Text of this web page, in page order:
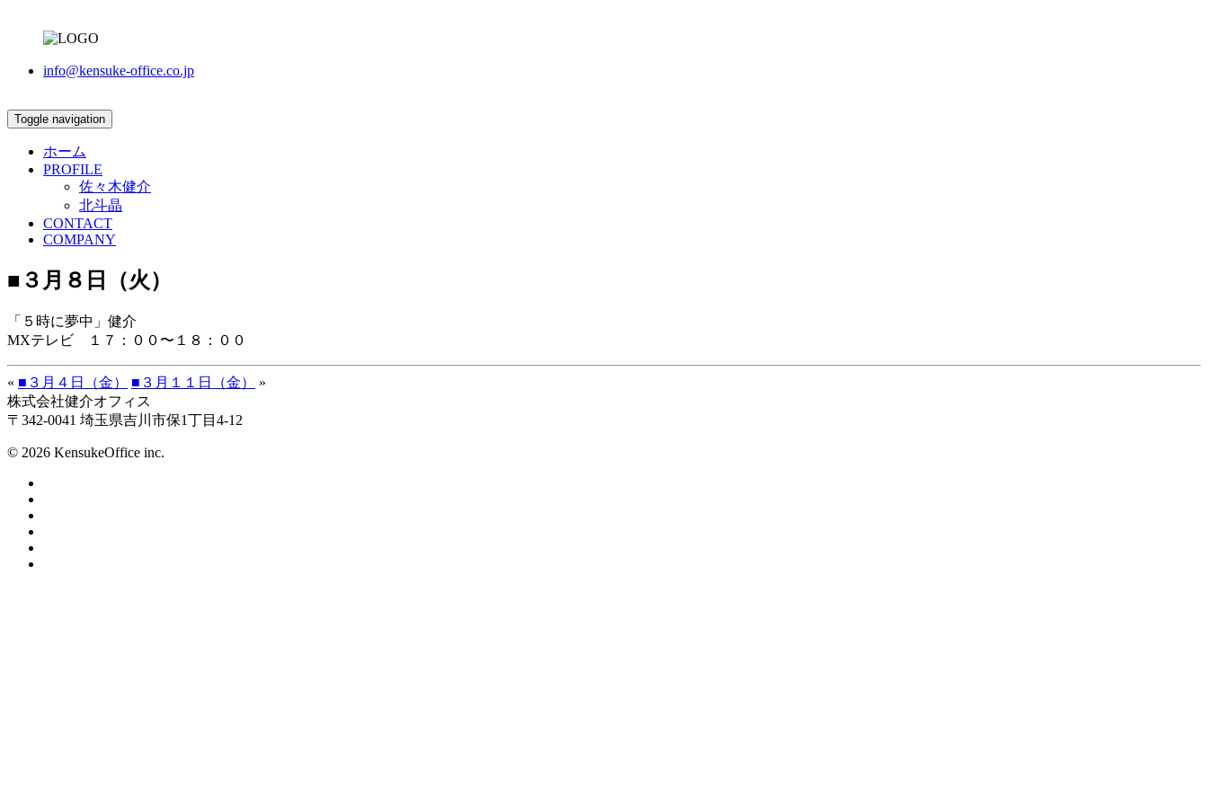
info@kensuke-office.co.jp
Toggle navigation
ホーム
PROFILE
佐々木健介
北斗晶
CONTACT
COMPANY
■３月８日（火）
「５時に夢中」健介
MXテレビ １７：００〜１８：００
« ■３月４日（金） ■３月１１日（金）
»
株式会社健介オフィス
〒342-0041 埼玉県吉川市保1丁目4-12
© 2026 KensukeOffice inc.